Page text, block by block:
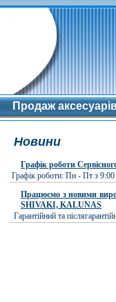
Продаж
Новини
Графік роботи
Графік роботи: Пн - Пт з
Працюємо з новими
SHIVAKI, KALUNAS
Гарантійний та